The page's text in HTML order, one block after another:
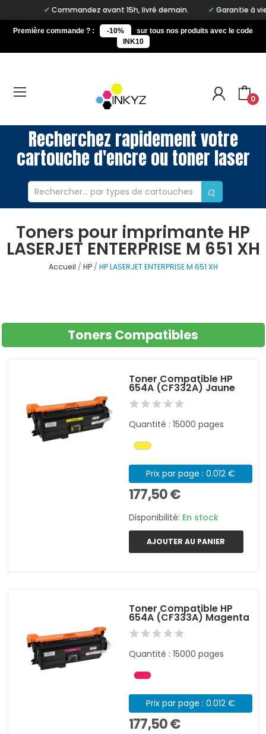
Commandez avant 15h, livré demain. Garantie à vie
Première commande ? : -10%
sur tous nos produits avec le code
INK10
0
Recherchez rapidement votre
cartouche d'encre ou toner laser
Toners pour imprimante HP
LASERJET ENTERPRISE M 651 XH
Accueil HP HP LASERJET ENTERPRISE M 651 XH
Toners Compatibles
Toner Compatible HP
654A (CF332A) Jaune
Quantité : 15000 pages
Prix par page : 0.012 €
177,50 €
Disponibilité: En stock
AJOUTER AU PANIER
Toner Compatible HP
654A (CF333A) Magenta
Quantité : 15000 pages
Prix par page : 0.012 €
177,50 €